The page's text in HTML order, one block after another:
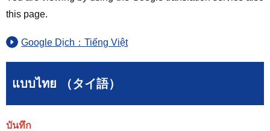
this page.
Google Dịch：Tiếng Việt
แบบไทย （タイ語）
บันทึก